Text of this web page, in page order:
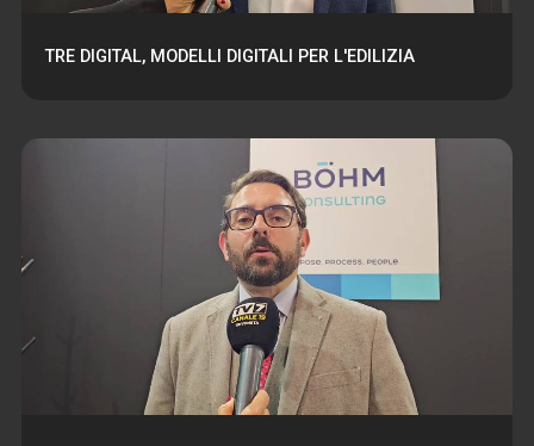
TRE DIGITAL, MODELLI DIGITALI PER L'EDILIZIA